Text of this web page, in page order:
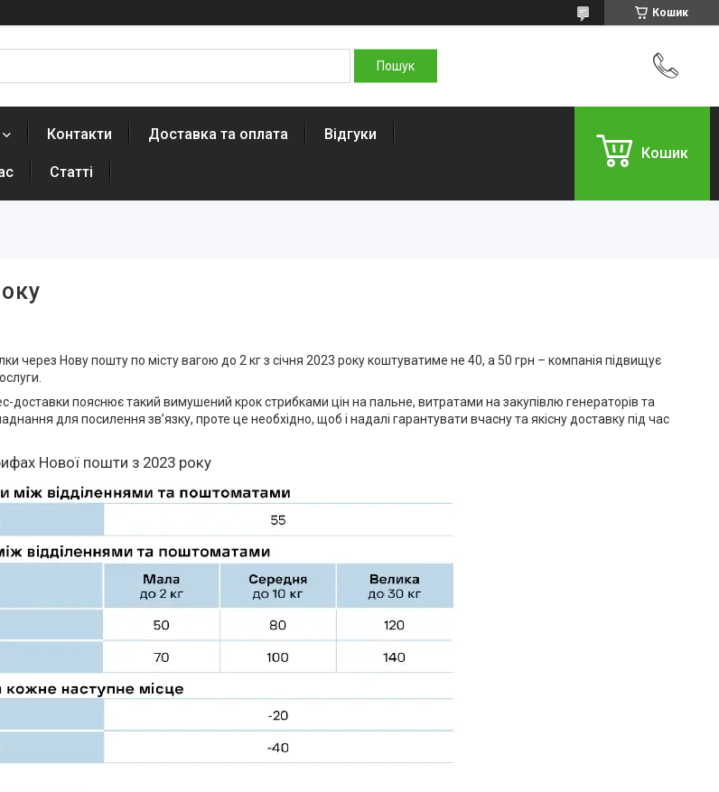
Кошик
Контакти Доставка та оплата Відгуки
Статті
Кошик
через Нову пошту по місту вагою до 2 кг з січня 2023 року коштуватиме не 40, а 50 грн – компанія підвищує
доставки пояснює такий вимушений крок стрибками цін на пальне, витратами на закупівлю генераторів та
для посилення зв’язку, проте це необхідно, щоб і надалі гарантувати вчасну та якісну доставку під час
Нової пошти з 2023 року